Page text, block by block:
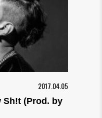
2017.04.05
Sh!t (Prod. by